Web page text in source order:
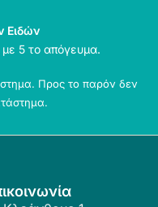
Ειδών
5 το απόγευμα.
Προς το παρόν δεν